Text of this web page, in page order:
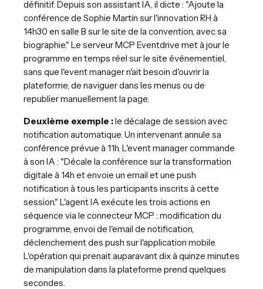
définitif. Depuis son assistant IA, il dicte : "Ajoute la
conférence de Sophie Martin sur l'innovation RH à
14h30 en salle B sur le site de la convention, avec sa
biographie." Le serveur MCP Eventdrive met à jour le
programme en temps réel sur le site événementiel,
sans que l'event manager n'ait besoin d'ouvrir la
plateforme, de naviguer dans les menus ou de
republier manuellement la page.
Deuxième exemple :le décalage de session avec
notification automatique. Un intervenant annule sa
conférence prévue à 11h. L'event manager commande
à son IA : "Décale la conférence sur la transformation
digitale à 14h et envoie un email et une push
notification à tous les participants inscrits à cette
session." L'agent IA exécute les trois actions en
séquence via le connecteur MCP : modification du
programme, envoi de l'email de notification,
déclenchement des push sur l'application mobile.
L'opération qui prenait auparavant dix à quinze minutes
de manipulation dans la plateforme prend quelques
secondes.